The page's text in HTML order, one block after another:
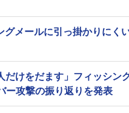
グメールに引っ掛かりに
だけをだます」フィッシ
ー攻撃の振り返りを発表